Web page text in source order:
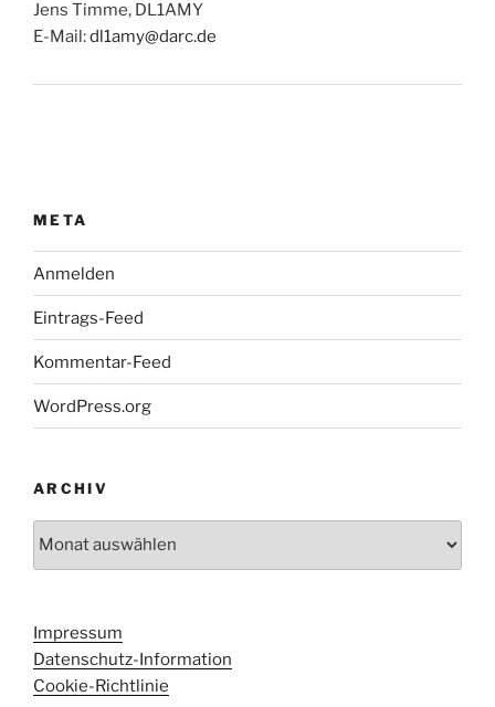
Jens Timme, DL1AMY
E-Mail:dl1amy@darc.de
META
Anmelden
Eintrags-Feed
Kommentar-Feed
WordPress.org
ARCHIV
Impressum
Datenschutz-Information
Cookie-Richtlinie